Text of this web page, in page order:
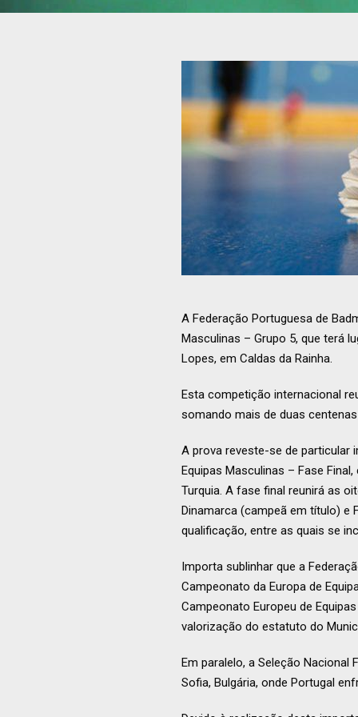
A Federação Portuguesa de
Masculinas – Grupo 5, que terá
Lopes, em Caldas da Rainha.
Esta competição internacional
somando mais de duas
A prova reveste-se de particular
Equipas Masculinas – Fase
Turquia. A fase final reunirá as
Dinamarca (campeã em título) e
qualificação, entre as quais se
Importa sublinhar que a
Campeonato da Europa de
Campeonato Europeu de
valorização do estatuto do
Em paralelo, a Seleção
Sofia, Bulgária, onde Portugal